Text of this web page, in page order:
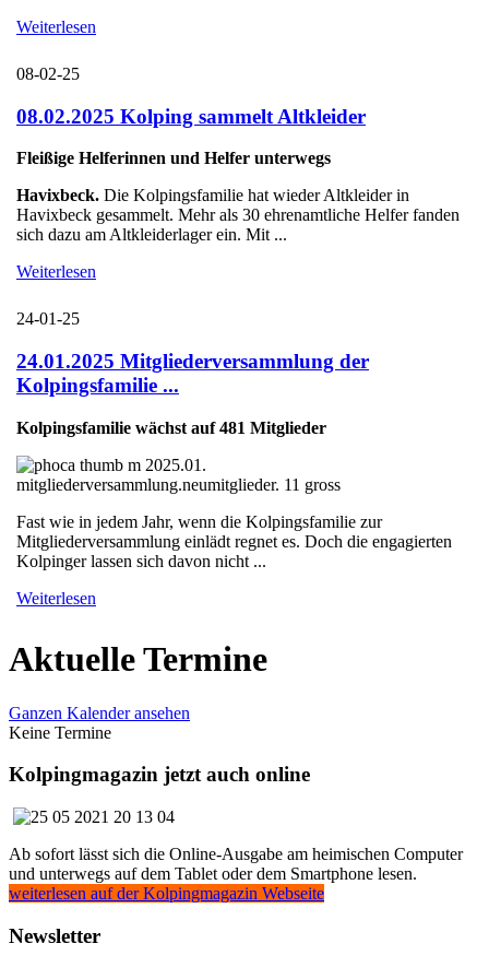
Weiterlesen
08-02-25
08.02.2025 Kolping sammelt Altkleider
Fleißige Helferinnen und Helfer unterwegs
Havixbeck. Die Kolpingsfamilie hat wieder Altkleider in
Havixbeck gesammelt. Mehr als 30 ehrenamtliche Helfer fanden
sich dazu am Altkleiderlager ein. Mit ...
Weiterlesen
24-01-25
24.01.2025 Mitgliederversammlung der
Kolpingsfamilie ...
Kolpingsfamilie wächst auf 481 Mitglieder
Fast wie in jedem Jahr, wenn die Kolpingsfamilie zur
Mitgliederversammlung einlädt regnet es. Doch die engagierten
Kolpinger lassen sich davon nicht ...
Weiterlesen
Aktuelle Termine
Ganzen Kalender ansehen
Keine Termine
Kolpingmagazin jetzt auch online
Ab sofort lässt sich die Online-Ausgabe am heimischen Computer
und unterwegs auf dem Tablet oder dem Smartphone lesen.
weiterlesen auf der Kolpingmagazin Webseite
Newsletter